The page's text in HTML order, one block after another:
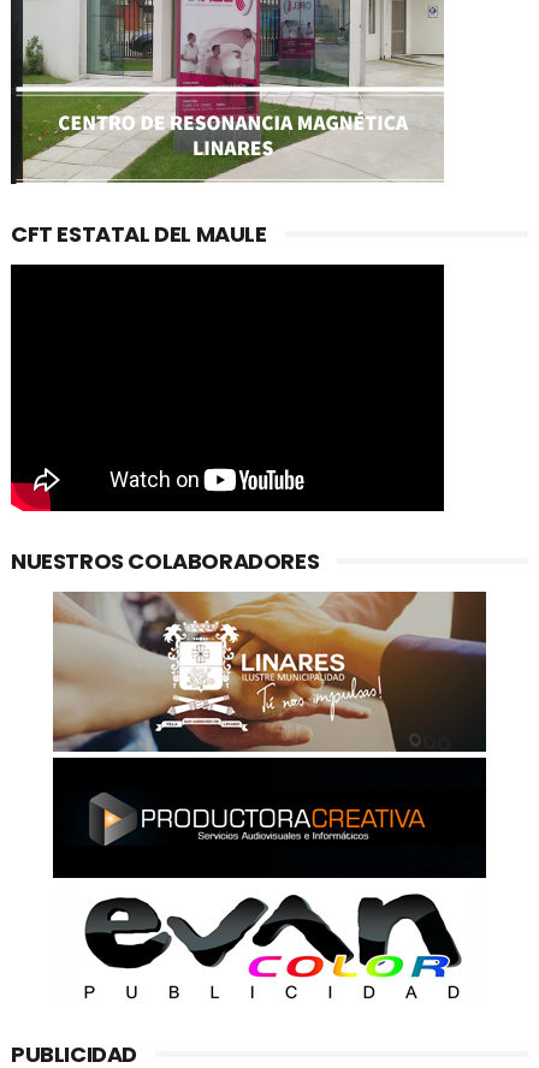
CFT ESTATAL DEL MAULE
NUESTROS COLABORADORES
PUBLICIDAD